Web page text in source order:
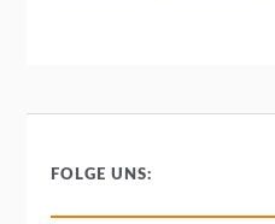
FOLGE UNS: